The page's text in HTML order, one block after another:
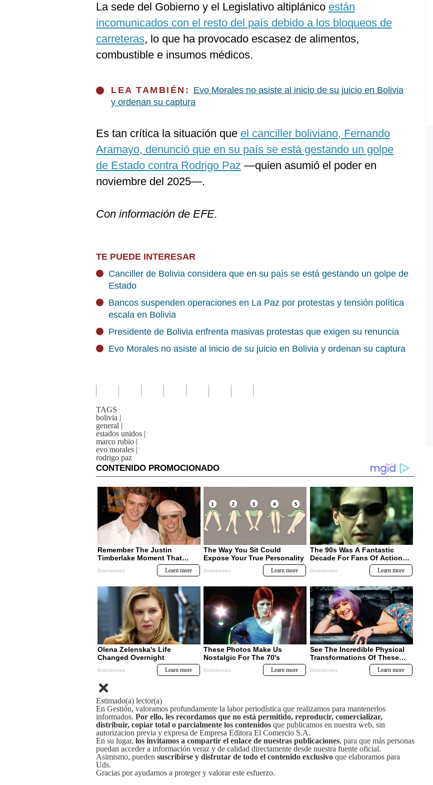
La sede del Gobierno y el Legislativo altiplánico están
incomunicados con el resto del país debido a los bloqueos de
carreteras, lo que ha provocado escasez de alimentos,
combustible e insumos médicos.
LEA TAMBIÉN: Evo Morales no asiste al inicio de su juicio en Bolivia
y ordenan su captura
Es tan crítica la situación que el canciller boliviano, Fernando
Aramayo, denunció que en su país se está gestando un golpe
de Estado contra Rodrigo Paz —quien asumió el poder en
noviembre del 2025—.
Con información de EFE.
TE PUEDE INTERESAR
Canciller de Bolivia considera que en su país se está gestando un golpe de
Estado
Bancos suspenden operaciones en La Paz por protestas y tensión política
escala en Bolivia
Presidente de Bolivia enfrenta masivas protestas que exigen su renuncia
Evo Morales no asiste al inicio de su juicio en Bolivia y ordenan su captura
TAGS
bolivia |
general |
estados unidos |
marco rubio |
evo morales |
rodrigo paz
Estimado(a) lector(a)
En Gestión, valoramos profundamente la labor periodística que realizamos para mantenerlos
informados. Por ello, les recordamos que no está permitido, reproducir, comercializar,
distribuir, copiar total o parcialmente los contenidos que publicamos en nuestra web, sin
autorizacion previa y expresa de Empresa Editora El Comercio S.A.
En su lugar, los invitamos a compartir el enlace de nuestras publicaciones, para que más personas
puedan acceder a información veraz y de calidad directamente desde nuestra fuente oficial.
Asimismo, pueden suscribirse y disfrutar de todo el contenido exclusivo que elaboramos para
Uds.
Gracias por ayudarnos a proteger y valorar este esfuerzo.